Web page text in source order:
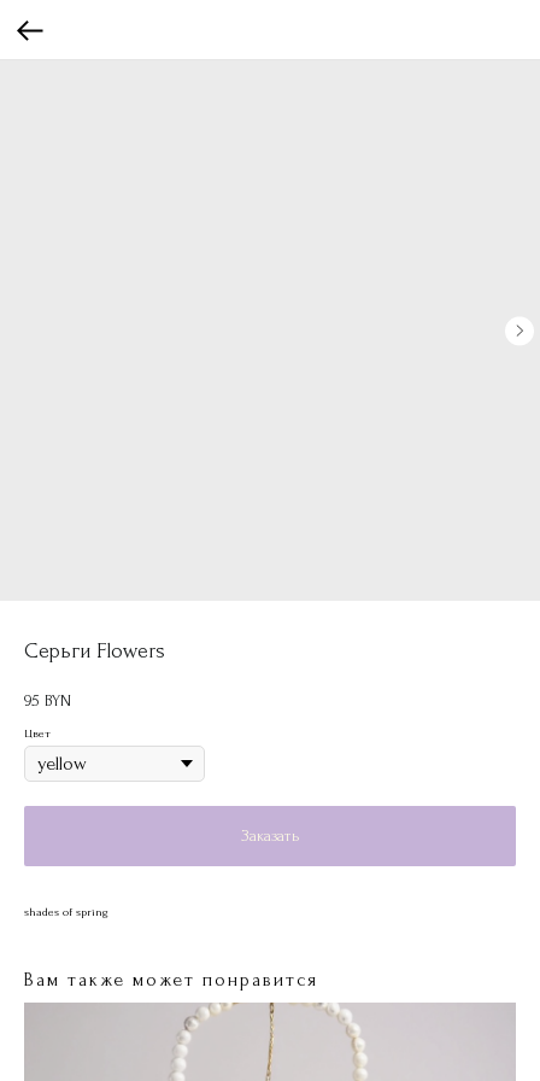
Серьги Flowers
95 BYN
Цвет
Заказать
shades of spring
Вам также может понравится